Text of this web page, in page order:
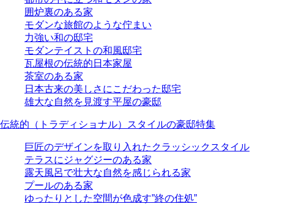
囲炉裏のある家
モダンな旅館のような佇まい
力強い和の邸宅
モダンテイストの和風邸宅
瓦屋根の伝統的日本家屋
茶室のある家
日本古来の美しさにこだわった邸宅
雄大な自然を見渡す平屋の豪邸
伝統的（トラディショナル）スタイルの豪邸特集
巨匠のデザインを取り入れたクラッシックスタイル
テラスにジャグジーのある家
露天風呂で壮大な自然を感じられる家
プールのある家
ゆったりとした空間が色成す”終の住処”